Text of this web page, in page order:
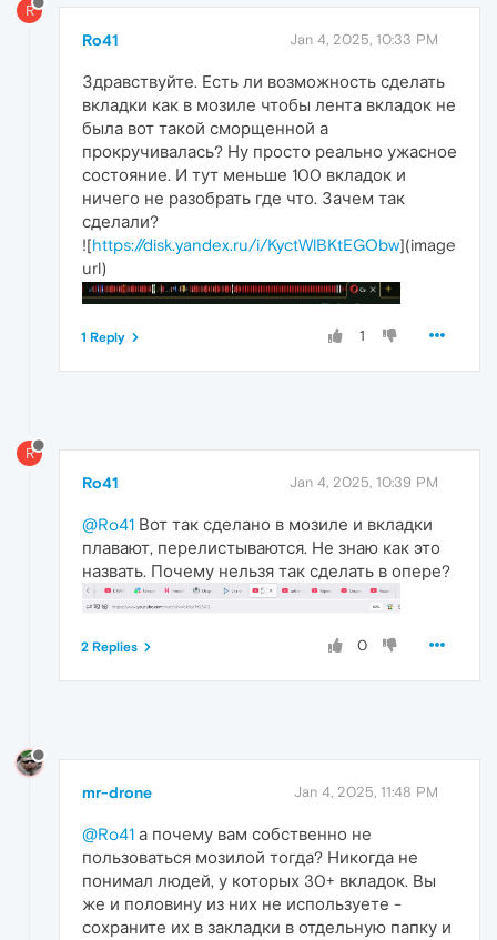
R
Ro41 Jan 4, 2025, 10:33 PM
Здравствуйте. Есть ли возможность сделать
вкладки как в мозиле чтобы лента вкладок не
была вот такой сморщенной а
прокручивалась? Ну просто реально ужасное
состояние. И тут меньше 100 вкладок и
ничего не разобрать где что. Зачем так
сделали?
![https://disk.yandex.ru/i/KyctWlBKtEGObw](image
url)
1
1 Reply
R
Ro41 Jan 4, 2025, 10:39 PM
@Ro41 Вот так сделано в мозиле и вкладки
плавают, перелистываются. Не знаю как это
назвать. Почему нельзя так сделать в опере?
0
2 Replies
mr-drone Jan 4, 2025, 11:48 PM
@Ro41 а почему вам собственно не
пользоваться мозилой тогда? Никогда не
понимал людей, у которых 30+ вкладок. Вы
же и половину из них не используете -
сохраните их в закладки в отдельную папку и